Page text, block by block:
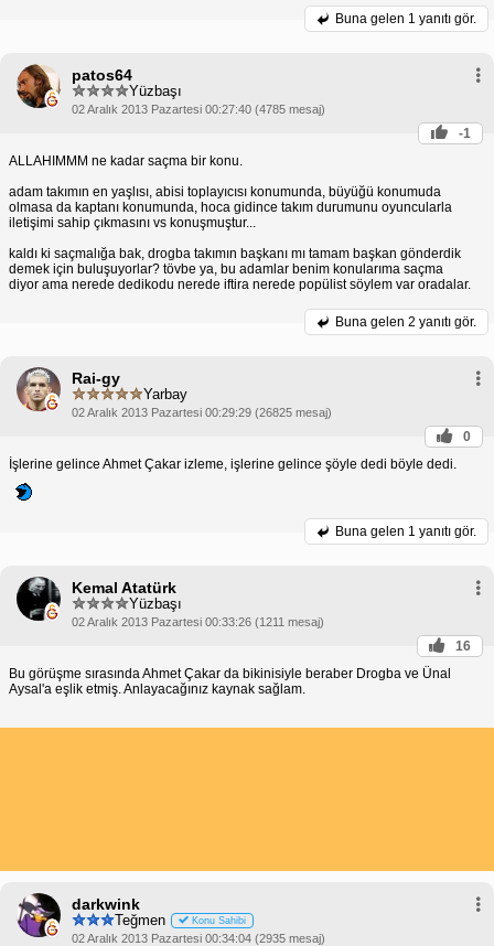
Buna gelen 1 yanıtı gör.
patos64
Yüzbaşı
02 Aralık 2013 Pazartesi 00:27:40 (4785 mesaj)
-1
ALLAHIMMM ne kadar saçma bir konu.
adam takımın en yaşlısı, abisi toplayıcısı konumunda, büyüğü konumuda
olmasa da kaptanı konumunda, hoca gidince takım durumunu oyuncularla
iletişimi sahip çıkmasını vs konuşmuştur...
kaldı ki saçmalığa bak, drogba takımın başkanı mı tamam başkan gönderdik
demek için buluşuyorlar? tövbe ya, bu adamlar benim konularıma saçma
diyor ama nerede dedikodu nerede iftira nerede popülist söylem var oradalar.
Buna gelen 2 yanıtı gör.
Rai-gy
Yarbay
02 Aralık 2013 Pazartesi 00:29:29 (26825 mesaj)
0
İşlerine gelince Ahmet Çakar izleme, işlerine gelince şöyle dedi böyle dedi.
Buna gelen 1 yanıtı gör.
Kemal Atatürk
Yüzbaşı
02 Aralık 2013 Pazartesi 00:33:26 (1211 mesaj)
16
Bu görüşme sırasında Ahmet Çakar da bikinisiyle beraber Drogba ve Ünal
Aysal'a eşlik etmiş. Anlayacağınız kaynak sağlam.
darkwink
Teğmen Konu Sahibi
02 Aralık 2013 Pazartesi 00:34:04 (2935 mesaj)